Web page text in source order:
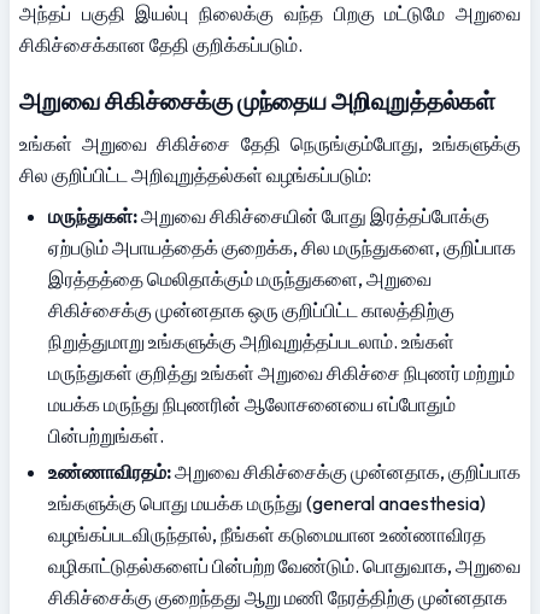
அந்தப் பகுதி இயல்பு நிலைக்கு வந்த பிறகு மட்டுமே அறுவை
சிகிச்சைக்கான தேதி குறிக்கப்படும்.
அறுவை சிகிச்சைக்கு முந்தைய அறிவுறுத்தல்கள்
உங்கள் அறுவை சிகிச்சை தேதி நெருங்கும்போது, உங்களுக்கு
சில குறிப்பிட்ட அறிவுறுத்தல்கள் வழங்கப்படும்:
மருந்துகள்: அறுவை சிகிச்சையின் போது இரத்தப்போக்கு
ஏற்படும் அபாயத்தைக் குறைக்க, சில மருந்துகளை, குறிப்பாக
இரத்தத்தை மெலிதாக்கும் மருந்துகளை, அறுவை
சிகிச்சைக்கு முன்னதாக ஒரு குறிப்பிட்ட காலத்திற்கு
நிறுத்துமாறு உங்களுக்கு அறிவுறுத்தப்படலாம். உங்கள்
மருந்துகள் குறித்து உங்கள் அறுவை சிகிச்சை நிபுணர் மற்றும்
மயக்க மருந்து நிபுணரின் ஆலோசனையை எப்போதும்
பின்பற்றுங்கள்.
உண்ணாவிரதம்: அறுவை சிகிச்சைக்கு முன்னதாக, குறிப்பாக
உங்களுக்கு பொது மயக்க மருந்து (general anaesthesia)
வழங்கப்படவிருந்தால், நீங்கள் கடுமையான உண்ணாவிரத
வழிகாட்டுதல்களைப் பின்பற்ற வேண்டும். பொதுவாக, அறுவை
சிகிச்சைக்கு குறைந்தது ஆறு மணி நேரத்திற்கு முன்னதாக